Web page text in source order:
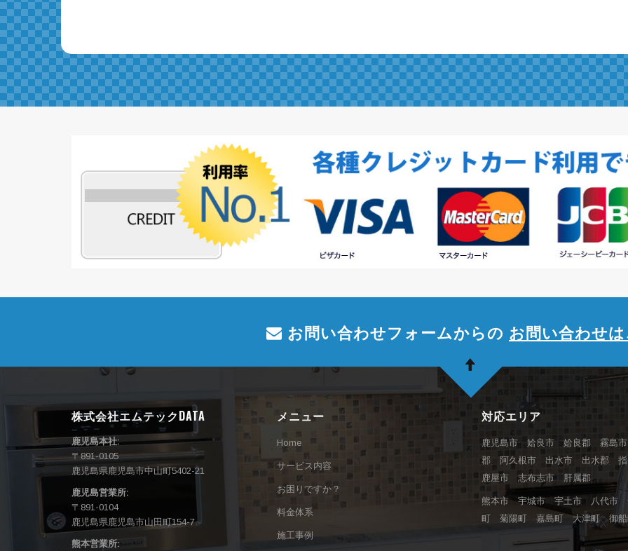
お問い合わせフォームからの お問い合わせ
株式会社エムテックDATA
鹿児島本社:
〒891-0105
鹿児島県鹿児島市中山町5402-21
鹿児島営業所:
〒891-0104
鹿児島県鹿児島市山田町154-7
熊本営業所:
メニュー
Home
サービス内容
お困りですか？
料金体系
施工事例
対応エリア
鹿児島市 姶良市 姶良郡 霧島
郡 阿久根市 出水市 出水郡
鹿屋市 志布志市 肝属郡
熊本市 宇城市 宇土市 八代
町 菊陽町 嘉島町 大津町 御